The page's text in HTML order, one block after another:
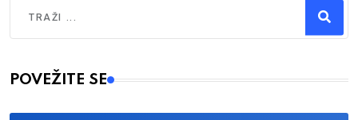
Type 2 or more characters for results.
POVEŽITE SE